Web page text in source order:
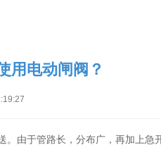
用电动闸阀？
由于管路长，分布广，再加上急